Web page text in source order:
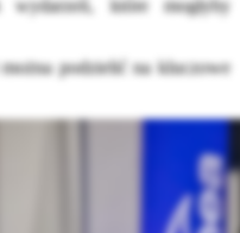
które mogłyby
podzielić na kluczowe